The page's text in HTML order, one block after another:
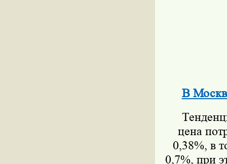
В
цена
0,38%, в
0,7%, при